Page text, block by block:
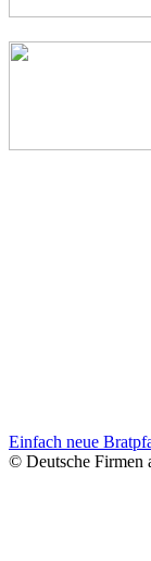
Einfach neue
© Deutsche Firmen